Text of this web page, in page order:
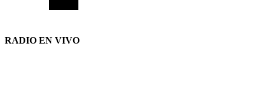
RADIO EN VIVO